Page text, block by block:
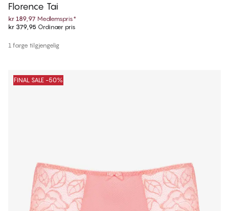
Florence Tai
kr 189,97 Medlemspris*
kr 379,95 Ordinær pris
1 farge tilgjengelig
FINAL SALE -50%